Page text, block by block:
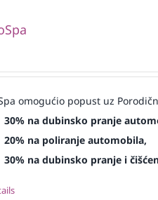
omogućio popust uz
30% na dubinsko pranje
20% na poliranje automobila,
30% na dubinsko pranje i